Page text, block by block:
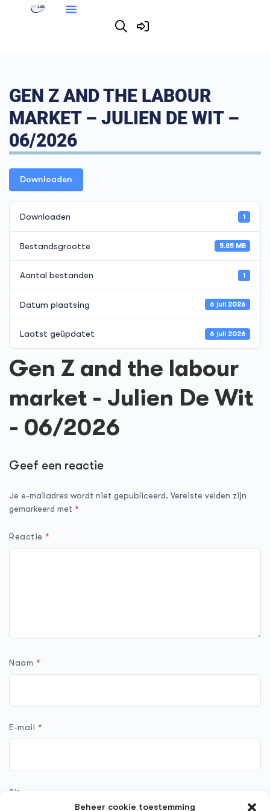
Beheer cookie toestemming
GEN Z AND THE LABOUR
MARKET – JULIEN DE WIT –
06/2026
Downloaden
Downloaden 1
Bestandsgrootte 5.85 MB
Aantal bestanden 1
Datum plaatsing 6 juli 2026
Laatst geüpdatet 6 juli 2026
Gen Z and the labour
market - Julien De Wit
- 06/2026
Geef een reactie
Je e-mailadres wordt niet gepubliceerd. Vereiste velden zijn
gemarkeerd met *
Reactie*
Naam *
E-mail *
Site